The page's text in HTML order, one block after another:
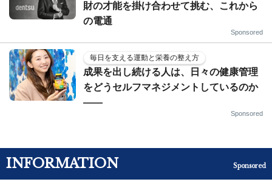
財の才能を掛け合わせて挑む、これから
の電通
Sponsored
毎日を支える運動と栄養の整え方
成果を出し続ける人は、日々の健康管理
をどうセルフマネジメントしているのか
——
Sponsored
INFORMATION Sponsored